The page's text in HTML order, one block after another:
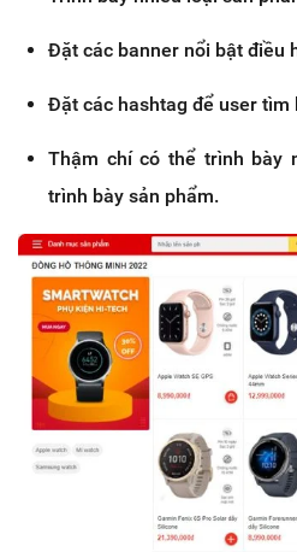
Đặt các banner nổi bật điều
Đặt các hashtag để user tìm
Thậm chí có thể trình bày
trình bày sản phẩm.